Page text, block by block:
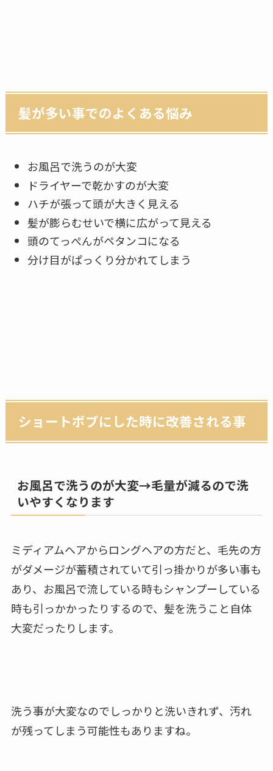
髪が多い事でのよくある悩み
お風呂で洗うのが大変
ドライヤーで乾かすのが大変
ハチが張って頭が大きく見える
髪が膨らむせいで横に広がって見える
頭のてっぺんがペタンコになる
分け目がぱっくり分かれてしまう
ショートボブにした時に改善される事
お風呂で洗うのが大変→毛量が減るので洗
いやすくなります
ミディアムヘアからロングヘアの方だと、毛先の方
がダメージが蓄積されていて引っ掛かりが多い事も
あり、お風呂で流している時もシャンプーしている
時も引っかかったりするので、髪を洗うこと自体
大変だったりします。
洗う事が大変なのでしっかりと洗いきれず、汚れ
が残ってしまう可能性もありますね。